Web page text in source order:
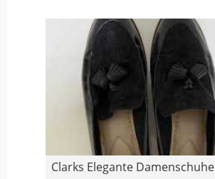
Clarks Elegante Damenschuhe